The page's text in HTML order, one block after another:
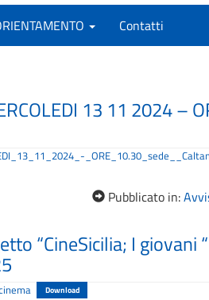
Contatti
13 11 2024 –
Pubblicato in:
“CineSicilia; I giovani
Download